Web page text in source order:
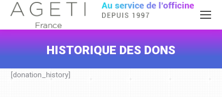
HISTORIQUE DES DONS
[donation_history]